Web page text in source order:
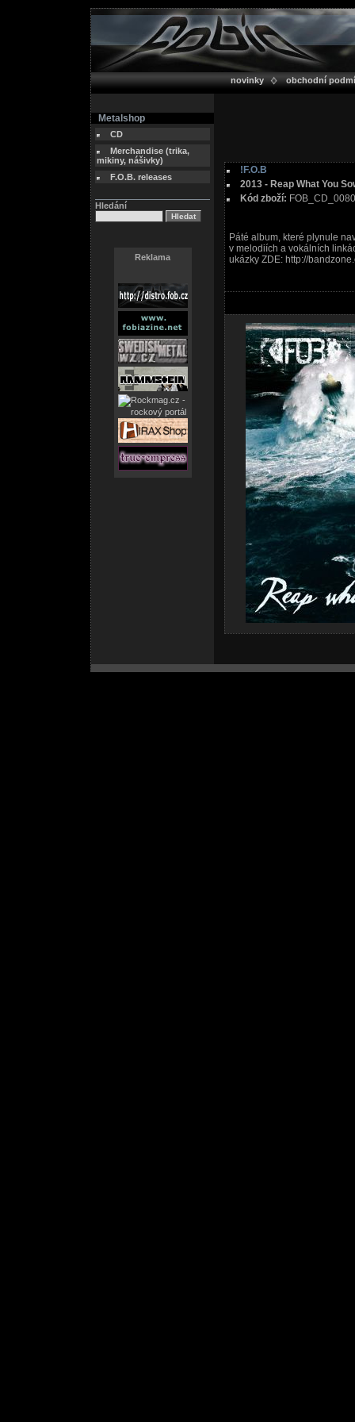
novinky obchodní
Metalshop
CD
Merchandise (trika,
mikiny, nášivky)
F.O.B. releases
Hledání
Reklama
!F.O.B
2013 - Reap What You
Kód zboží:
Páté album, které plynule
v melodiích a vokálních
ukázky ZDE: http://